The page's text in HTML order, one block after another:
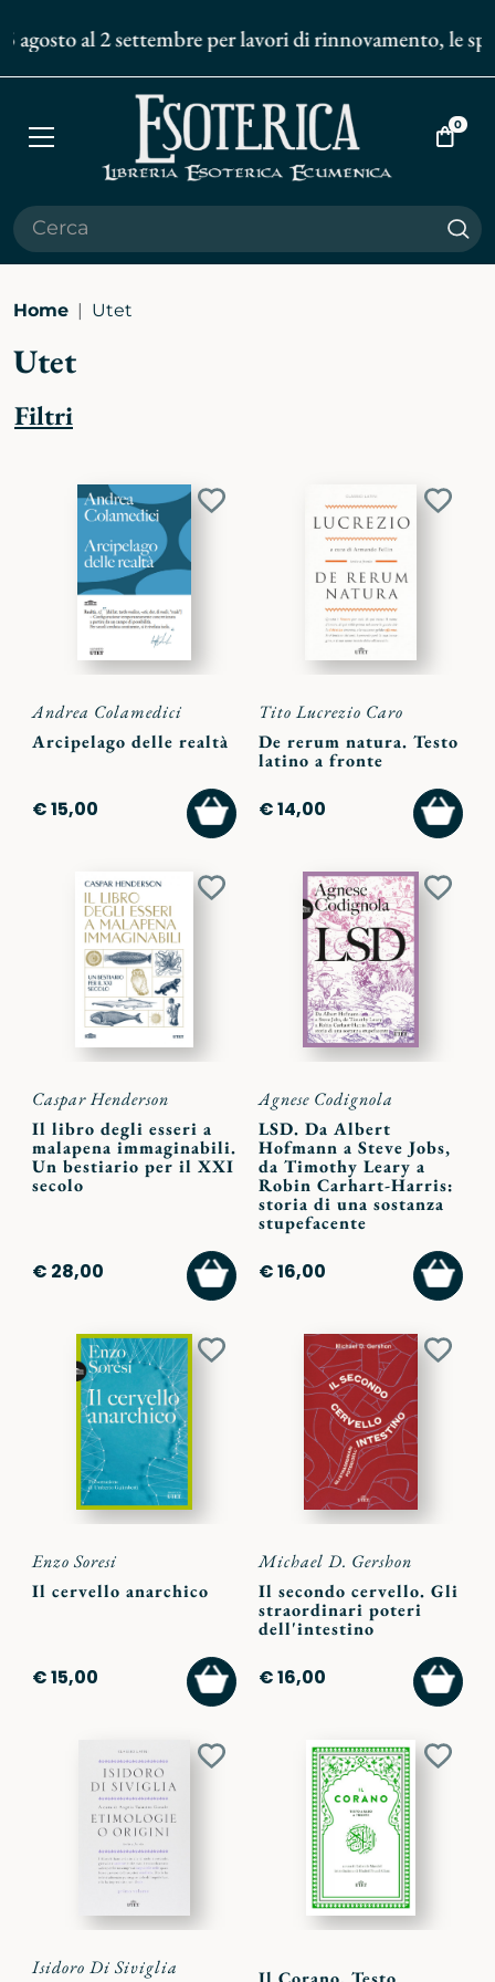
agosto al 2 settembre per lavori di rinnovamento, le
Apri
Vai
0
Home Utet
Utet
Filtri
Aggiungi
Andrea Colamedici
Arcipelago delle realtà
€ 15,00
AGGIUNGI
AL
CARRELLO
Tito Lucrezio Caro
De rerum natura. Testo
latino a fronte
€ 14,00
AL
Aggiungi
Caspar Henderson
Il libro degli esseri a
malapena immaginabili.
Un bestiario per il XXI
secolo
€ 28,00
AGGIUNGI
AL
CARRELLO
Agnese Codignola
LSD. Da Albert
Hofmann a Steve Jobs,
da Timothy Leary a
Robin Carhart-Harris:
storia di una sostanza
stupefacente
€ 16,00
AL
Aggiungi
Enzo Soresi
Il cervello anarchico
€ 15,00
AGGIUNGI
AL
CARRELLO
Michael D. Gershon
Il secondo cervello. Gli
straordinari poteri
dell'intestino
€ 16,00
AL
Aggiungi
Isidoro Di Siviglia